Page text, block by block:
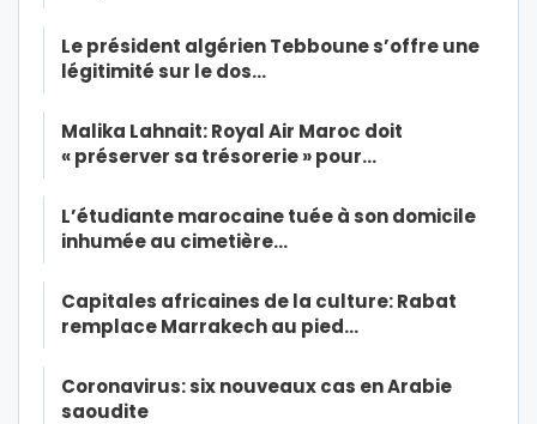
Le président algérien Tebboune s’offre une
légitimité sur le dos…
Malika Lahnait: Royal Air Maroc doit
« préserver sa trésorerie » pour…
L’étudiante marocaine tuée à son domicile
inhumée au cimetière…
Capitales africaines de la culture: Rabat
remplace Marrakech au pied…
Coronavirus: six nouveaux cas en Arabie
saoudite